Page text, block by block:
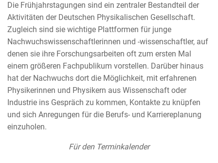
Die Frühjahrstagungen sind ein zentraler Bestandteil der
Aktivitäten der Deutschen Physikalischen Gesellschaft.
Zugleich sind sie wichtige Plattformen für junge
Nachwuchswissenschaftlerinnen und -wissenschaftler, auf
denen sie ihre Forschungsarbeiten oft zum ersten Mal
einem größeren Fachpublikum vorstellen. Darüber hinaus
hat der Nachwuchs dort die Möglichkeit, mit erfahrenen
Physikerinnen und Physikern aus Wissenschaft oder
Industrie ins Gespräch zu kommen, Kontakte zu knüpfen
und sich Anregungen für die Berufs- und Karriereplanung
einzuholen.
Für den Terminkalender